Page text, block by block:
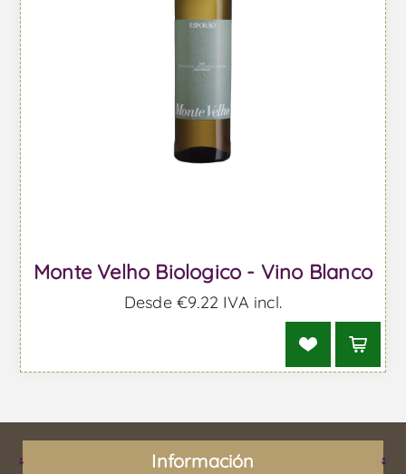
Monte Velho Biologico - Vino Blanco
Desde €9,22 IVA incl.
Información